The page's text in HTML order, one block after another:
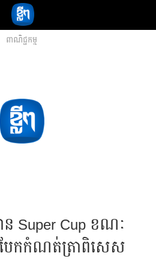
ពាណិជ្ជកម្ម
ន​ Super Cup ​ខណៈ​
បែក​កំណត់ត្រា​ពិសេស